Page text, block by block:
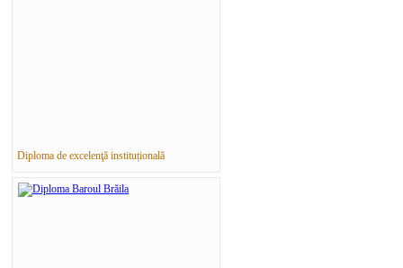
Diploma de excelenţă instituțională